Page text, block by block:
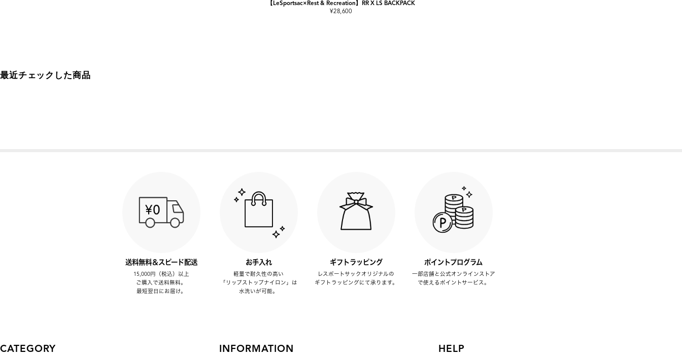
【LeSportsac×Rest & Recreation】RR X LS BACKPACK
¥28,600
最近チェックした商品
送料無料＆スピード配送
15,000円（税込）以上
ご購入で送料無料。
最短翌日にお届け。
お手入れ
軽量で耐久性の高い
「リップストップナイロン」は
水洗いが可能。
ギフトラッピング
レスポートサックオリジナルの
ギフトラッピングにて承ります。
ポイントプログラム
一部店舗と公式オンラインストア
で使えるポイントサービス。
CATEGORY INFORMATION HELP